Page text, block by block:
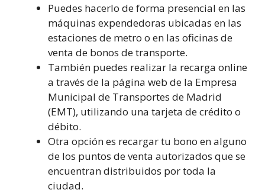
Puedes hacerlo de forma presencial en las
máquinas expendedoras ubicadas en las
estaciones de metro o en las oficinas de
venta de bonos de transporte.
También puedes realizar la recarga online
a través de la página web de la Empresa
Municipal de Transportes de Madrid
(EMT), utilizando una tarjeta de crédito o
débito.
Otra opción es recargar tu bono en alguno
de los puntos de venta autorizados que se
encuentran distribuidos por toda la
ciudad.